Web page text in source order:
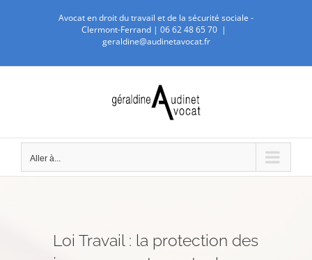
Avocat en droit du travail et de la sécurité sociale -
Clermont-Ferrand | 06 62 48 65 70 |
geraldine@audinetavocat.fr
Aller à...
Loi Travail : la protection des